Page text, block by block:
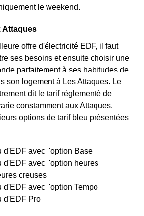
le weekend.
Attaques
offre d'électricité EDF, il faut
ses besoins et ensuite choisir une
parfaitement à ses habitudes de
son logement à Les Attaques. Le
dit le tarif réglementé de
constamment aux Attaques.
options de tarif bleu présentées
d'EDF avec l'option Base
d'EDF avec l'option heures
creuses
d'EDF avec l'option Tempo
d'EDF Pro